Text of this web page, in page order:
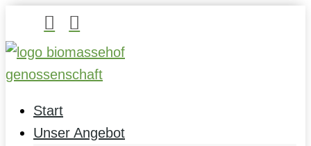
 
Start
Unser Angebot